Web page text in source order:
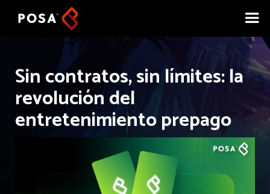
Sin contratos, sin límites: la
revolución del
entretenimiento prepago